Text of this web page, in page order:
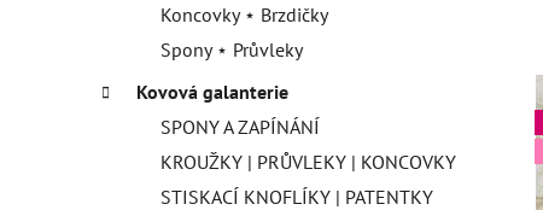
Koncovky ⋆ Brzdičky
Spony ⋆ Průvleky
Kovová galanterie
SPONY A ZAPÍNÁNÍ
KROUŽKY | PRŮVLEKY | KONCOVKY
STISKACÍ KNOFLÍKY | PATENTKY